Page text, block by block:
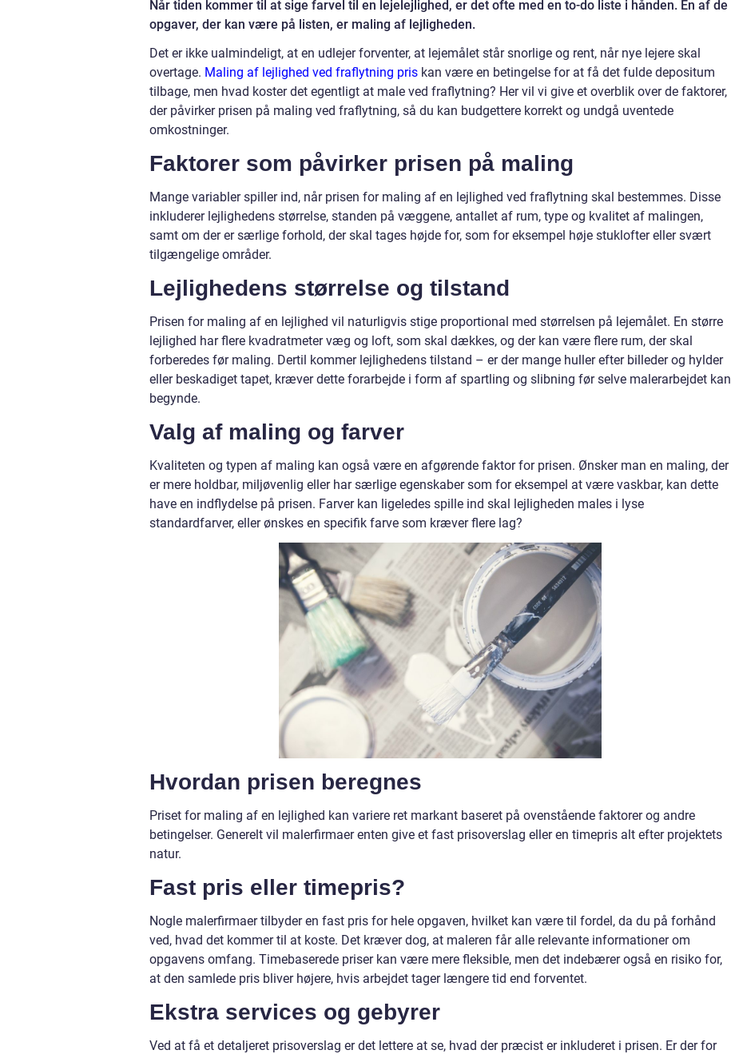
Når tiden kommer til at sige farvel til en lejelejlighed, er det ofte med en to-do liste i hånden. En af de
opgaver, der kan være på listen, er maling af lejligheden.
Det er ikke ualmindeligt, at en udlejer forventer, at lejemålet står snorlige og rent, når nye lejere skal
overtage. Maling af lejlighed ved fraflytning pris kan være en betingelse for at få det fulde depositum
tilbage, men hvad koster det egentligt at male ved fraflytning? Her vil vi give et overblik over de faktorer,
der påvirker prisen på maling ved fraflytning, så du kan budgettere korrekt og undgå uventede
omkostninger.
Faktorer som påvirker prisen på maling
Mange variabler spiller ind, når prisen for maling af en lejlighed ved fraflytning skal bestemmes. Disse
inkluderer lejlighedens størrelse, standen på væggene, antallet af rum, type og kvalitet af malingen,
samt om der er særlige forhold, der skal tages højde for, som for eksempel høje stuklofter eller svært
tilgængelige områder.
Lejlighedens størrelse og tilstand
Prisen for maling af en lejlighed vil naturligvis stige proportional med størrelsen på lejemålet. En større
lejlighed har flere kvadratmeter væg og loft, som skal dækkes, og der kan være flere rum, der skal
forberedes før maling. Dertil kommer lejlighedens tilstand – er der mange huller efter billeder og hylder
eller beskadiget tapet, kræver dette forarbejde i form af spartling og slibning før selve malerarbejdet kan
begynde.
Valg af maling og farver
Kvaliteten og typen af maling kan også være en afgørende faktor for prisen. Ønsker man en maling, der
er mere holdbar, miljøvenlig eller har særlige egenskaber som for eksempel at være vaskbar, kan dette
have en indflydelse på prisen. Farver kan ligeledes spille ind skal lejligheden males i lyse
standardfarver, eller ønskes en specifik farve som kræver flere lag?
Hvordan prisen beregnes
Priset for maling af en lejlighed kan variere ret markant baseret på ovenstående faktorer og andre
betingelser. Generelt vil malerfirmaer enten give et fast prisoverslag eller en timepris alt efter projektets
natur.
Fast pris eller timepris?
Nogle malerfirmaer tilbyder en fast pris for hele opgaven, hvilket kan være til fordel, da du på forhånd
ved, hvad det kommer til at koste. Det kræver dog, at maleren får alle relevante informationer om
opgavens omfang. Timebaserede priser kan være mere fleksible, men det indebærer også en risiko for,
at den samlede pris bliver højere, hvis arbejdet tager længere tid end forventet.
Ekstra services og gebyrer
Ved at få et detaljeret prisoverslag er det lettere at se, hvad der præcist er inkluderet i prisen. Er der for